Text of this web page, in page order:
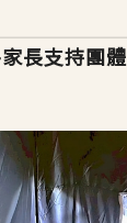
長支持團體